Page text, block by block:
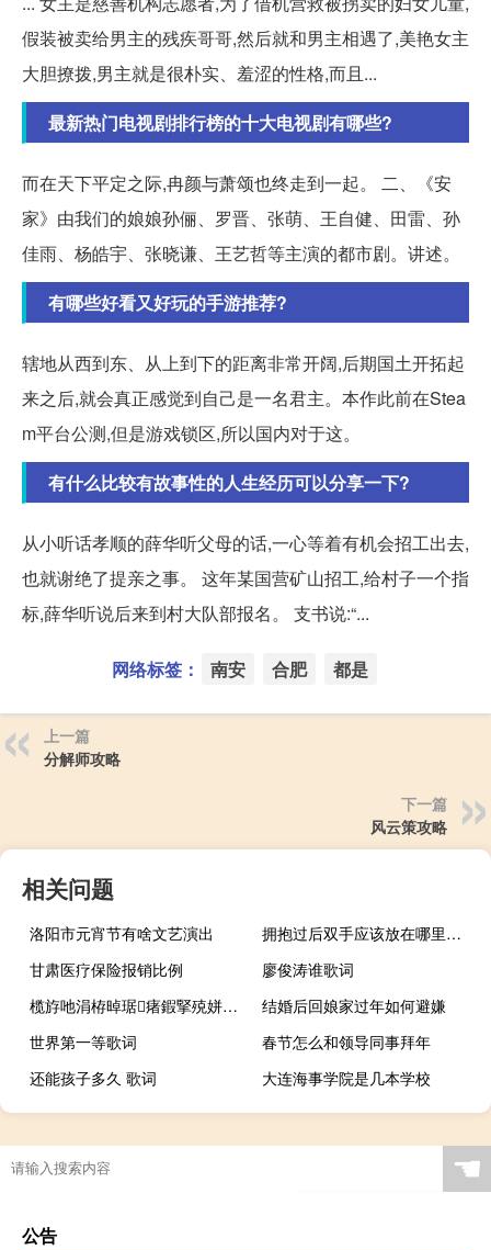
假装被卖给男主的残疾哥哥,然后就和男主相遇了,美艳女主
大胆撩拨,男主就是很朴实、羞涩的性格,而且...
最新热门电视剧排行榜的十大电视剧有哪些?
而在天下平定之际,冉颜与萧颂也终走到一起。 二、《安
家》由我们的娘娘孙俪、罗晋、张萌、王自健、田雷、孙
佳雨、杨皓宇、张晓谦、王艺哲等主演的都市剧。讲述。
有哪些好看又好玩的手游推荐?
辖地从西到东、从上到下的距离非常开阔,后期国土开拓起
来之后,就会真正感觉到自己是一名君主。本作此前在Stea
m平台公测,但是游戏锁区,所以国内对于这。
有什么比较有故事性的人生经历可以分享一下?
从小听话孝顺的薛华听父母的话,一心等着有机会招工出去,
也就谢绝了提亲之事。 这年某国营矿山招工,给村子一个指
标,薛华听说后来到村大队部报名。 支书说:“...
网络标签： 南安 合肥 都是
上一篇
分解师攻略
下一篇
风云策攻略
相关问题
洛阳市元宵节有啥文艺演出
拥抱过后双手应该放在哪里歌词
甘肃医疗保险报销比例
廖俊涛谁歌词
榄斿吔涓栫晫琚瘏鍜掔殑姘存墜澶寸洈（被诅咒的水手头盔）
结婚后回娘家过年如何避嫌
世界第一等歌词
春节怎么和领导同事拜年
还能孩子多久 歌词
大连海事学院是几本学校
☚
公告